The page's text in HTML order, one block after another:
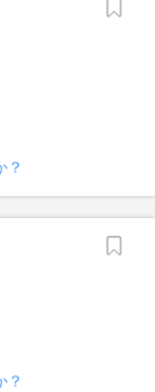
？
？